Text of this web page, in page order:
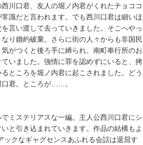
川口君、友人の堀ノ内君がくれたチョココ
識だと言われます。でも西川口君は細いほ
言い渡して去っていきました。そこへやっ
り婚約破棄。さらに街の人々からも非国民
がつくと後ろ手に縛られ、南町奉行所のお
いました。強情に罪を認めずにいると、拷
ところを堀ノ内君に起こされました。どう
君。ところが……。
ミステリアスな一編。主人公西川口君にシ
と引き込まれていきます。作品の結構もよ
ックなギャグセンスあふれる会話は退屈す